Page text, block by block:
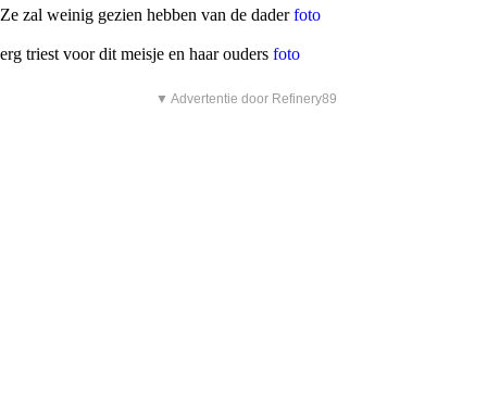
Ze zal weinig gezien hebben van de daderfoto
erg triest voor dit meisje en haar ouders foto
▼ Advertentie door Refinery89